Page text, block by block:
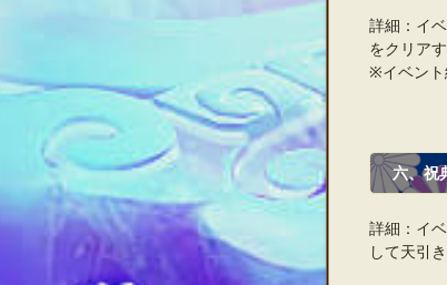
詳細：イ
をクリア
※イベント
六、祝
詳細：イ
して天引